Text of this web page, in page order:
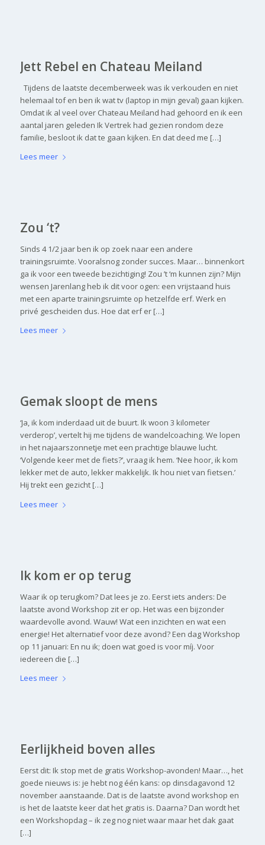
Jett Rebel en Chateau Meiland
Tijdens de laatste decemberweek was ik verkouden en niet
helemaal tof en ben ik wat tv (laptop in mijn geval) gaan kijken.
Omdat ik al veel over Chateau Meiland had gehoord en ik een
aantal jaren geleden Ik Vertrek had gezien rondom deze
familie, besloot ik dat te gaan kijken. En dat deed me […]
Lees meer
Zou ‘t?
Sinds 4 1/2 jaar ben ik op zoek naar een andere
trainingsruimte. Vooralsnog zonder succes. Maar… binnenkort
ga ik voor een tweede bezichtiging! Zou ’t ‘m kunnen zijn? Mijn
wensen Jarenlang heb ik dit voor ogen: een vrijstaand huis
met een aparte trainingsruimte op hetzelfde erf. Werk en
privé gescheiden dus. Hoe dat erf er […]
Lees meer
Gemak sloopt de mens
‘Ja, ik kom inderdaad uit de buurt. Ik woon 3 kilometer
verderop’, vertelt hij me tijdens de wandelcoaching. We lopen
in het najaarszonnetje met een prachtige blauwe lucht.
‘Volgende keer met de fiets?’, vraag ik hem. ‘Nee hoor, ik kom
lekker met de auto, lekker makkelijk. Ik hou niet van fietsen.’
Hij trekt een gezicht […]
Lees meer
Ik kom er op terug
Waar ik op terugkom? Dat lees je zo. Eerst iets anders: De
laatste avond Workshop zit er op. Het was een bijzonder
waardevolle avond. Wauw! Wat een inzichten en wat een
energie! Het alternatief voor deze avond? Een dag Workshop
op 11 januari: En nu ik; doen wat goed is voor míj. Voor
iedereen die […]
Lees meer
Eerlijkheid boven alles
Eerst dit: Ik stop met de gratis Workshop-avonden! Maar…, het
goede nieuws is: je hebt nog één kans: op dinsdagavond 12
november aanstaande. Dat is de laatste avond workshop en
is het de laatste keer dat het gratis is. Daarna? Dan wordt het
een Workshopdag – ik zeg nog niet waar maar het dak gaat
[…]